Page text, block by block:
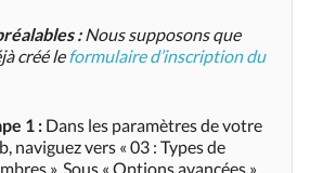
:Nous supposons que
créé leformulaire d’inscription du
1 : Dans les paramètres de votre
naviguez vers « 03 : Types de
». Sous « Options avancées »,